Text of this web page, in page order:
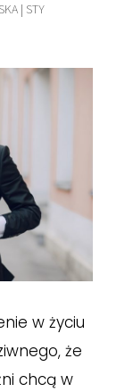
| STY
w życiu
że
chcą w